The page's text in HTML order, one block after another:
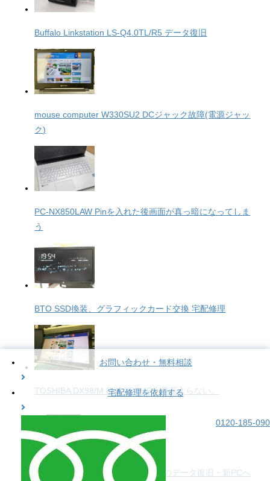
Buffalo Linkstation LS-Q4.0TL/R5 データ復旧
mouse computer W330SU2 DCジャック故障(電源ジャッ
ク)
PC-NX850LAW Pinを入れた後画面が真っ暗になってしま
う
BTO SSD換装、グラフィックカード交換 宅配修理
TOSHIBA DX98/M PQDX98MRF 電源入らない。
ASUS X202E 起動しないPCからのデータ復旧・新PCへ
お問い合わせ・無料相談
宅配修理を依頼する
0120-185-090